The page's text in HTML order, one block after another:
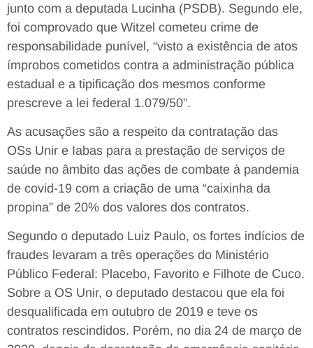
junto com a deputada Lucinha (PSDB). Segundo ele,
foi comprovado que Witzel cometeu crime de
responsabilidade punível, “visto a existência de atos
ímprobos cometidos contra a administração pública
estadual e a tipificação dos mesmos conforme
prescreve a lei federal 1.079/50”.
As acusações são a respeito da contratação das
OSs Unir e Iabas para a prestação de serviços de
saúde no âmbito das ações de combate à pandemia
de covid-19 com a criação de uma “caixinha da
propina” de 20% dos valores dos contratos.
Segundo o deputado Luiz Paulo, os fortes indícios de
fraudes levaram a três operações do Ministério
Público Federal: Placebo, Favorito e Filhote de Cuco.
Sobre a OS Unir, o deputado destacou que ela foi
desqualificada em outubro de 2019 e teve os
contratos rescindidos. Porém, no dia 24 de março de